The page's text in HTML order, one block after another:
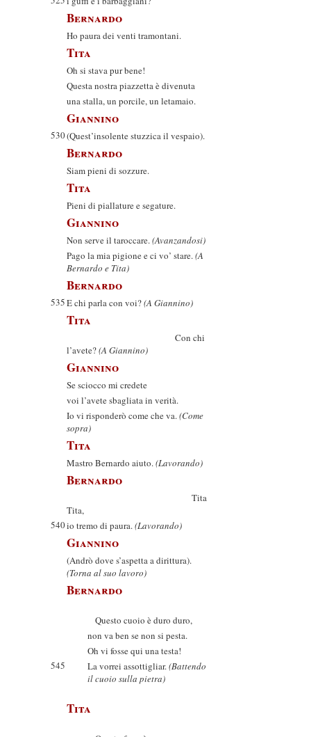
Bernardo
Ho paura dei venti tramontani.
Tita
Oh si stava pur bene!
Questa nostra piazzetta è divenuta
una stalla, un porcile, un letamaio.
Giannino
530(Quest’insolente stuzzica il vespaio).
Bernardo
Siam pieni di sozzure.
Tita
Pieni di piallature e segature.
Giannino
Non serve il taroccare.(Avanzandosi)
Pago la mia pigione e ci vo’ stare.(A
Bernardo e Tita)
Bernardo
535E chi parla con voi?(A Giannino)
Tita
Con chi
l’avete?(A Giannino)
Giannino
Se sciocco mi credete
voi l’avete sbagliata in verità.
Io vi risponderò come che va.(Come
sopra)
Tita
Mastro Bernardo aiuto.(Lavorando)
Bernardo
Tita
Tita,
540io tremo di paura.(Lavorando)
Giannino
(Andrò dove s’aspetta a dirittura).
(Torna al suo lavoro)
Bernardo
Questo cuoio è duro duro,
non va ben se non si pesta.
Oh vi fosse qui una testa!
545
La vorrei assottigliar.(Battendo
il cuoio sulla pietra)
Tita